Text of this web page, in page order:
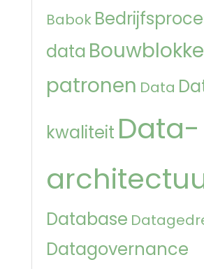
Babok
data
patronen Data
kwaliteit Data-
Database
Datagovernance